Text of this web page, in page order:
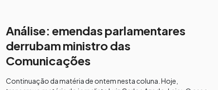
Análise: emendas parlamentares
derrubam ministro das
Comunicações
Continuação da matéria de ontem nesta coluna. Hoje,